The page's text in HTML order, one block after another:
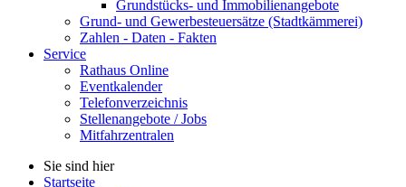
Grundstücks- und Immobilienangebote
Grund- und Gewerbesteuersätze (Stadtkämmerei)
Zahlen - Daten - Fakten
Service
Rathaus Online
Eventkalender
Telefonverzeichnis
Stellenangebote / Jobs
Mitfahrzentralen
Sie sind hier
Startseite